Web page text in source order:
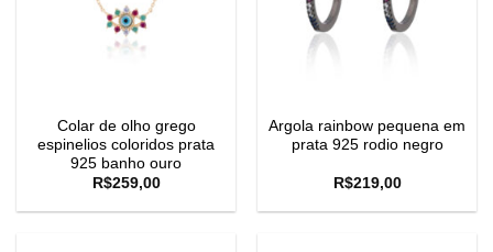
Colar de olho grego
espinelios coloridos prata
925 banho ouro
R$259,00
Argola rainbow pequena em
prata 925 rodio negro
R$219,00